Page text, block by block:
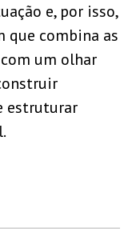
e, por isso,
que combina as
um olhar
estruturar